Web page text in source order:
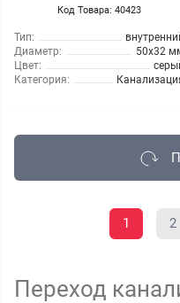
Код Товара: 40423
Тип:
Диаметр:
50x32
Цвет:
Категория:
1 2
Переход